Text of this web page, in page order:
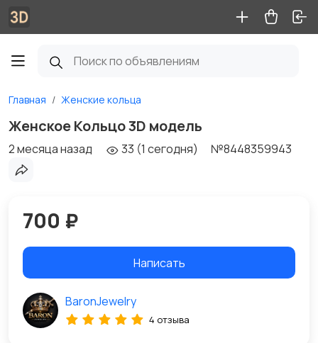
Главная Женские кольца
Женское Кольцо 3D модель
2 месяца назад 33 (1 сегодня) №8448359943
700 ₽
Написать
BaronJewelry
4 отзыва